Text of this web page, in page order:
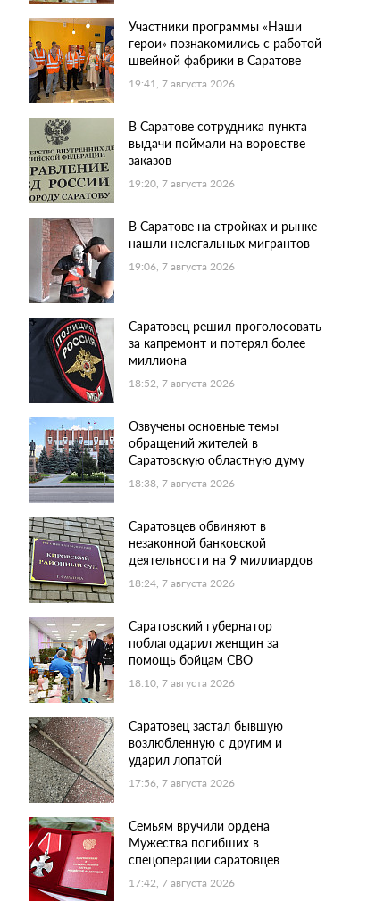
Участники программы «Наши
герои» познакомились с работой
швейной фабрики в Саратове
19:41, 7 августа 2026
В Саратове сотрудника пункта
выдачи поймали на воровстве
заказов
19:20, 7 августа 2026
В Саратове на стройках и рынке
нашли нелегальных мигрантов
19:06, 7 августа 2026
Саратовец решил проголосовать
за капремонт и потерял более
миллиона
18:52, 7 августа 2026
Озвучены основные темы
обращений жителей в
Саратовскую областную думу
18:38, 7 августа 2026
Саратовцев обвиняют в
незаконной банковской
деятельности на 9 миллиардов
18:24, 7 августа 2026
Саратовский губернатор
поблагодарил женщин за
помощь бойцам СВО
18:10, 7 августа 2026
Саратовец застал бывшую
возлюбленную с другим и
ударил лопатой
17:56, 7 августа 2026
Семьям вручили ордена
Мужества погибших в
спецоперации саратовцев
17:42, 7 августа 2026